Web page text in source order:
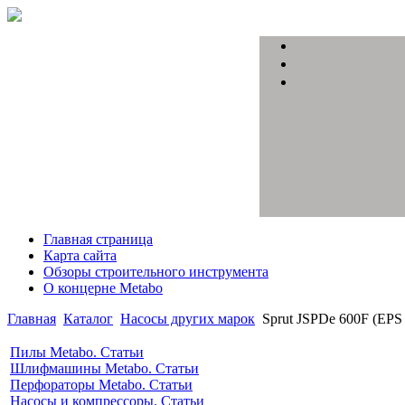
Главная страница
Карта сайта
Обзоры строительного инструмента
О концерне Metabo
Главная Каталог Насосы других марок Sprut JSPDe 600F
Пилы Metabo. Статьи
Шлифмашины Metabo. Статьи
Перфораторы Metabo. Статьи
Насосы и компрессоры. Статьи